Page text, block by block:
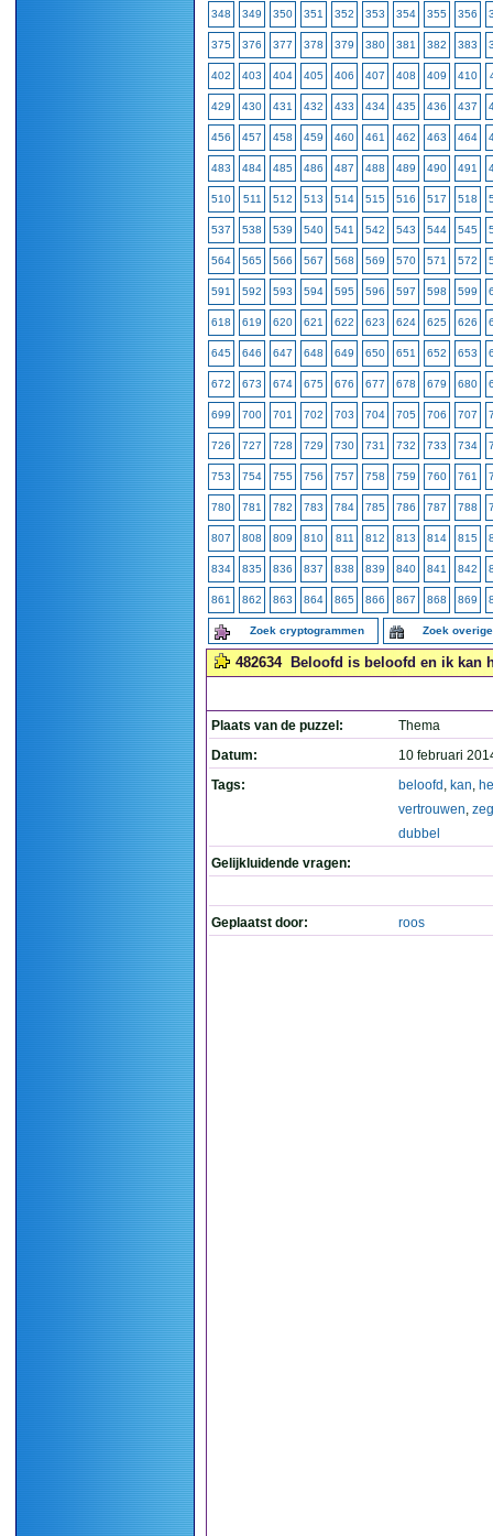
348 349 350 351 352 353 354 355 356
375 376 377 378 379 380 381 382 383
402 403 404 405 406 407 408 409 410
429 430 431 432 433 434 435 436 437
456 457 458 459 460 461 462 463 464
483 484 485 486 487 488 489 490 491
510 511 512 513 514 515 516 517 518
537 538 539 540 541 542 543 544 545
564 565 566 567 568 569 570 571 572
591 592 593 594 595 596 597 598 599
618 619 620 621 622 623 624 625 626
645 646 647 648 649 650 651 652 653
672 673 674 675 676 677 678 679 680
699 700 701 702 703 704 705 706 707
726 727 728 729 730 731 732 733 734
753 754 755 756 757 758 759 760 761
780 781 782 783 784 785 786 787 788
807 808 809 810 811 812 813 814 815
834 835 836 837 838 839 840 841 842
861 862 863 864 865 866 867 868 869
Zoek cryptogrammen Zoek
482634 Beloofd is beloofd en ik kan
Plaats van de puzzel:
Thema
Datum:
10 februari
Tags:
beloofd , kan,
vertrouwen, zeg
dubbel
Gelijkluidende vragen:
Geplaatst door: roos